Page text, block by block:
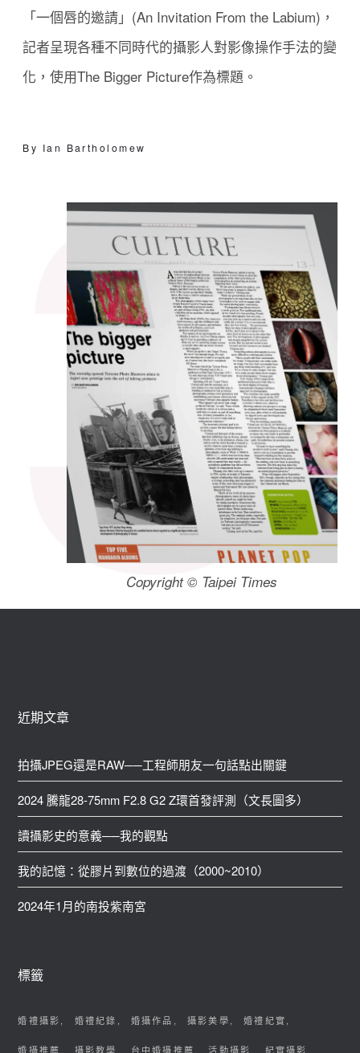
「一個唇的邀請」(An Invitation From the Labium)，
記者呈現各種不同時代的攝影人對影像操作手法的變
化，使用The Bigger Picture作為標題。
By Ian Bartholomew
Copyright © Taipei Times
近期文章
拍攝JPEG還是RAW──工程師朋友一句話點出關鍵
2024 騰龍28-75mm F2.8 G2 Z環首發評測（文長圖多）
讀攝影史的意義──我的觀點
我的記憶：從膠片到數位的過渡（2000~2010）
2024年1月的南投紫南宮
標籤
婚禮攝影 婚禮紀錄 婚攝作品 攝影美學 婚禮紀實
婚攝推薦 攝影教學 台中婚攝推薦 活動攝影 紀實攝影